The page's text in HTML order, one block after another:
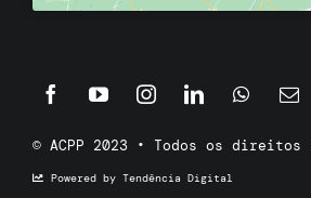
© ACPP 2023 • Todos os direitos
Powered by Tendência Digital